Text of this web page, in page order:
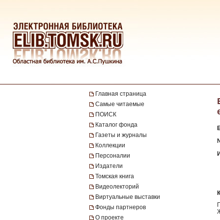
Главная страница
Самые читаемые
ПОИСК
Каталог фонда
Газеты и журналы
Коллекции
Персоналии
Издатели
Томская книга
Видеолекторий
Виртуальные выставки
Фонды партнеров
О проекте